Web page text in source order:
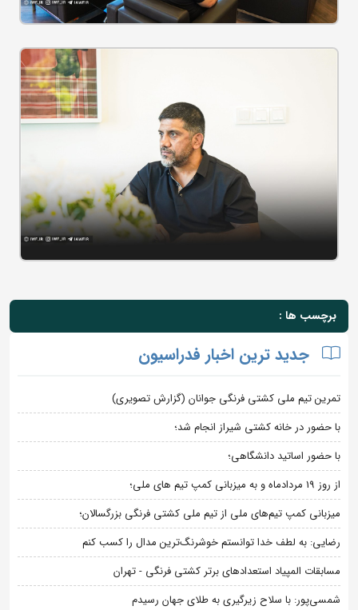
برچسب ها :
جدید ترین اخبار فدراسیون
تمرین تیم ملی کشتی فرنگی جوانان (گزارش تصویری)
با حضور در خانه کشتی شیراز انجام شد؛
با حضور اساتید دانشگاهی؛
از روز 19 مردادماه و به میزبانی کمپ تیم های ملی؛
میزبانی کمپ تیم‌های ملی از تیم ملی کشتی فرنگی بزرگسالان؛
رضایی: به لطف خدا توانستم خوشرنگ‌ترین مدال را کسب کنم
مسابقات المپیاد استعدادهای برتر کشتی فرنگی - تهران
شمسی‌پور: با سلاح زیرگیری به طلای جهان رسیدم